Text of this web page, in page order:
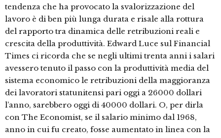
tendenza che ha provocato la svalorizzazione del
lavoro è di ben più lunga durata e risale alla rottura
del rapporto tra dinamica delle retribuzioni reali e
crescita della produttività. Edward Luce sul Financial
Times ci ricorda che se negli ultimi trenta anni i salari
avessero tenuto il passo con la produttività media del
sistema economico le retribuzioni della maggioranza
dei lavoratori statunitensi pari oggi a 26000 dollari
l’anno, sarebbero oggi di 40000 dollari. O, per dirla
con The Economist, se il salario minimo dal 1968,
anno in cui fu creato, fosse aumentato in linea con la